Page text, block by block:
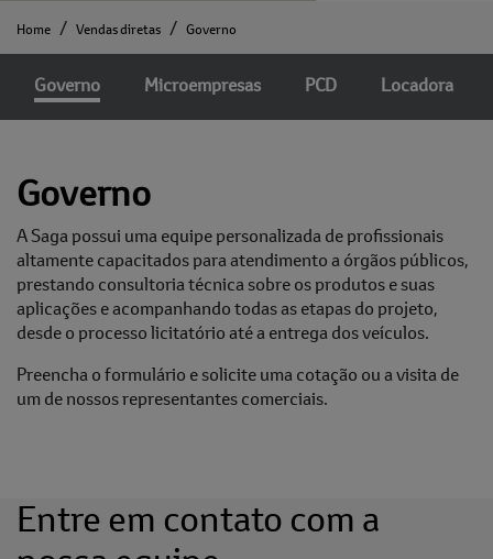
Home Vendas diretas Governo
Microempresas PCD Locadora
Governo
Governo
A Saga possui uma equipe personalizada de profissionais
altamente capacitados para atendimento a órgãos públicos,
prestando consultoria técnica sobre os produtos e suas
aplicações e acompanhando todas as etapas do projeto,
desde o processo licitatório até a entrega dos veículos.
Preencha o formulário e solicite uma cotação ou a visita de
um de nossos representantes comerciais.
Entre em contato com a